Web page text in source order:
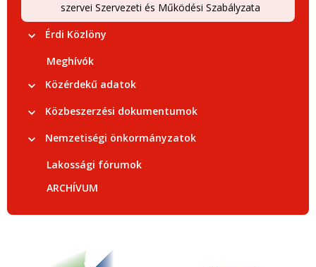
szervei Szervezeti és Működési Szabályzata
Érdi Közlöny
Meghívók
Közérdekű adatok
Közbeszerzési dokumentumok
Nemzetiségi önkormányzatok
Lakossági fórumok
ARCHÍVUM